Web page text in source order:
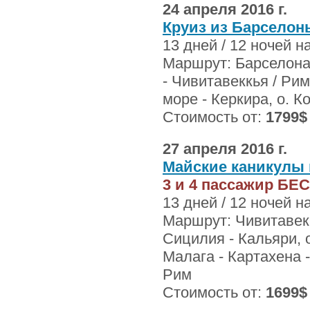
24 апреля 2016 г.
Круиз из
13 дней / 12 ночей
Маршрут:
- Чивитавеккья /
море - Керкира, о.
Стоимость от: 1799$
27 апреля 2016 г.
Майские
3 и 4 пассажир
13 дней / 12 ночей
Маршрут:
Сицилия - Кальяри,
Малага - Картахена
Рим
Стоимость от: 1699$